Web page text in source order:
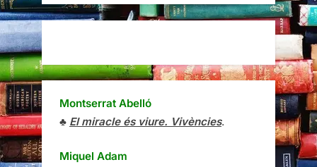
Montserrat Abelló
♣ El miracle és viure. Vivències.
Miquel Adam